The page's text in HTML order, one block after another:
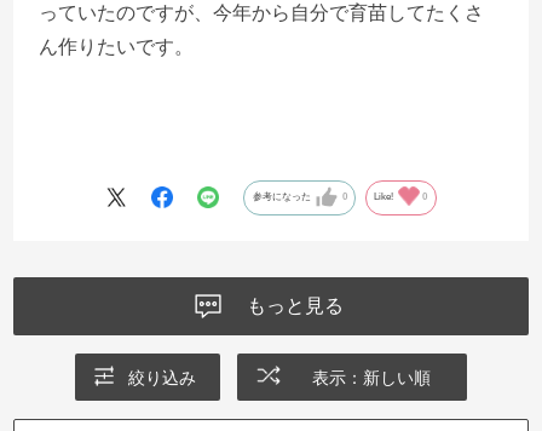
っていたのですが、今年から自分で育苗してたくさ
ん作りたいです。
参考になった 0 Like! 0
もっと見る
絞り込み 表示：新しい順